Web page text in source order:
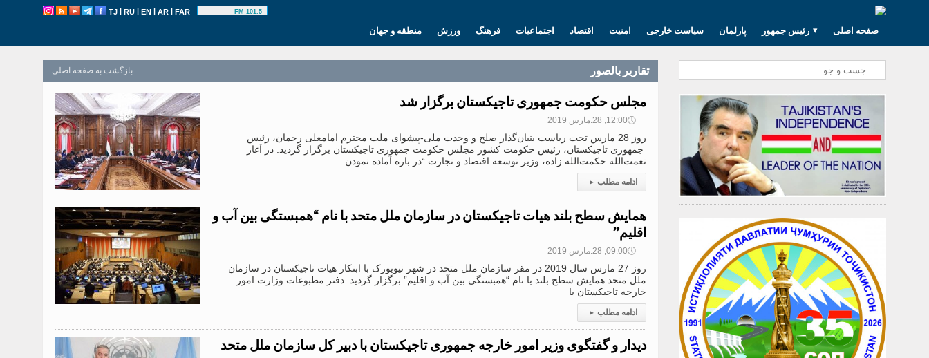
TJ | RU | EN | AR | FAR 101.5 FM
منطقه و جهان ورزش فرهنگ اجتماعیات اقتصاد امنیت سیاست خارجی پارلمان رئیس جمهور صفحه اصلی
بازگشت به صفحه اصلی تقارير بالصور
مجلس حکومت جمهوری تاجیکستان برگزار شد
🕔12:00, 28.مارس 2019
روز 28 مارس تحت ریاست بنیان‌گذار صلح و وحدت ملی-پیشوای ملت محترم امامعلی رحمان، رئیس
جمهوری تاجیکستان، رئیس حکومت کشور مجلس حکومت جمهوری تاجیکستان برگزار گردید. در آغاز
نعمت‌الله حکمت‌الله زاده، وزیر توسعه اقتصاد و تجارت “در باره آماده نمودن
ادامه مطلب ▸
همایش سطح بلند هیات تاجیکستان در سازمان ملل متحد با نام “همبستگی بین آب و
اقلیم”
🕔09:00, 28.مارس 2019
روز 27 مارس سال 2019 در مقر سازمان ملل متحد در شهر نیویورک با ابتکار هیات تاجیکستان در سازمان
ملل متحد همایش سطح بلند با نام “همبستگی بین آب و اقلیم” برگزار گردید. دفتر مطبوعات وزارت امور
خارجه تاجیکستان با
ادامه مطلب ▸
دیدار و گفتگوی وزیر امور خارجه جمهوری تاجیکستان با دبیر کل سازمان ملل متحد